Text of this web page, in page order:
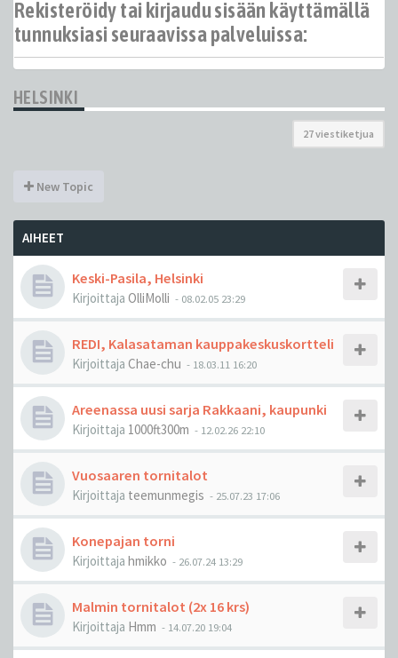
Rekisteröidy tai kirjaudu sisään käyttämällä
tunnuksiasi seuraavissa palveluissa:
HELSINKI
27 viestiketjua
New Topic
AIHEET
Keski-Pasila, Helsinki
Kirjoittaja OlliMolli - 08.02.05 23:29
REDI, Kalasataman kauppakeskuskortteli
Kirjoittaja Chae-chu - 18.03.11 16:20
Areenassa uusi sarja Rakkaani, kaupunki
Kirjoittaja 1000ft300m - 12.02.26 22:10
Vuosaaren tornitalot
Kirjoittaja teemunmegis - 25.07.23 17:06
Konepajan torni
Kirjoittaja hmikko - 26.07.24 13:29
Malmin tornitalot (2x 16 krs)
Kirjoittaja Hmm - 14.07.20 19:04